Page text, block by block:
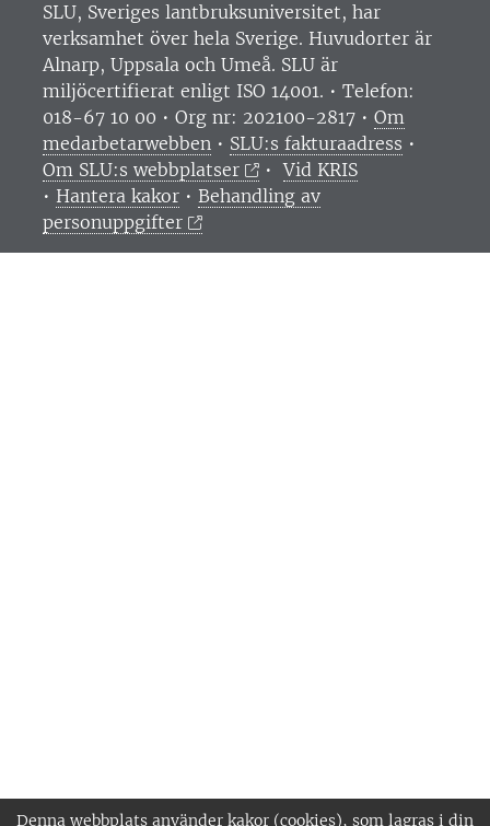
Denna webbplats använder kakor (cookies), som lagras i din
SLU, Sveriges lantbruksuniversitet, har
verksamhet över hela Sverige. Huvudorter är
Alnarp, Uppsala och Umeå. SLU är
miljöcertifierat enligt ISO 14001. • Telefon:
018-67 10 00 • Org nr: 202100-2817 • Om
medarbetarwebben • SLU:s fakturaadress •
Om SLU:s webbplatser
•Vid KRIS
• Hantera kakor • Behandling av
personuppgifter